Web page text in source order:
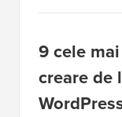
9 cele
creare de